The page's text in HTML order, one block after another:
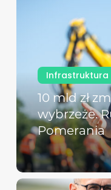
Infrastruktura
10 mld zł
wybrzeże.
Pomerania